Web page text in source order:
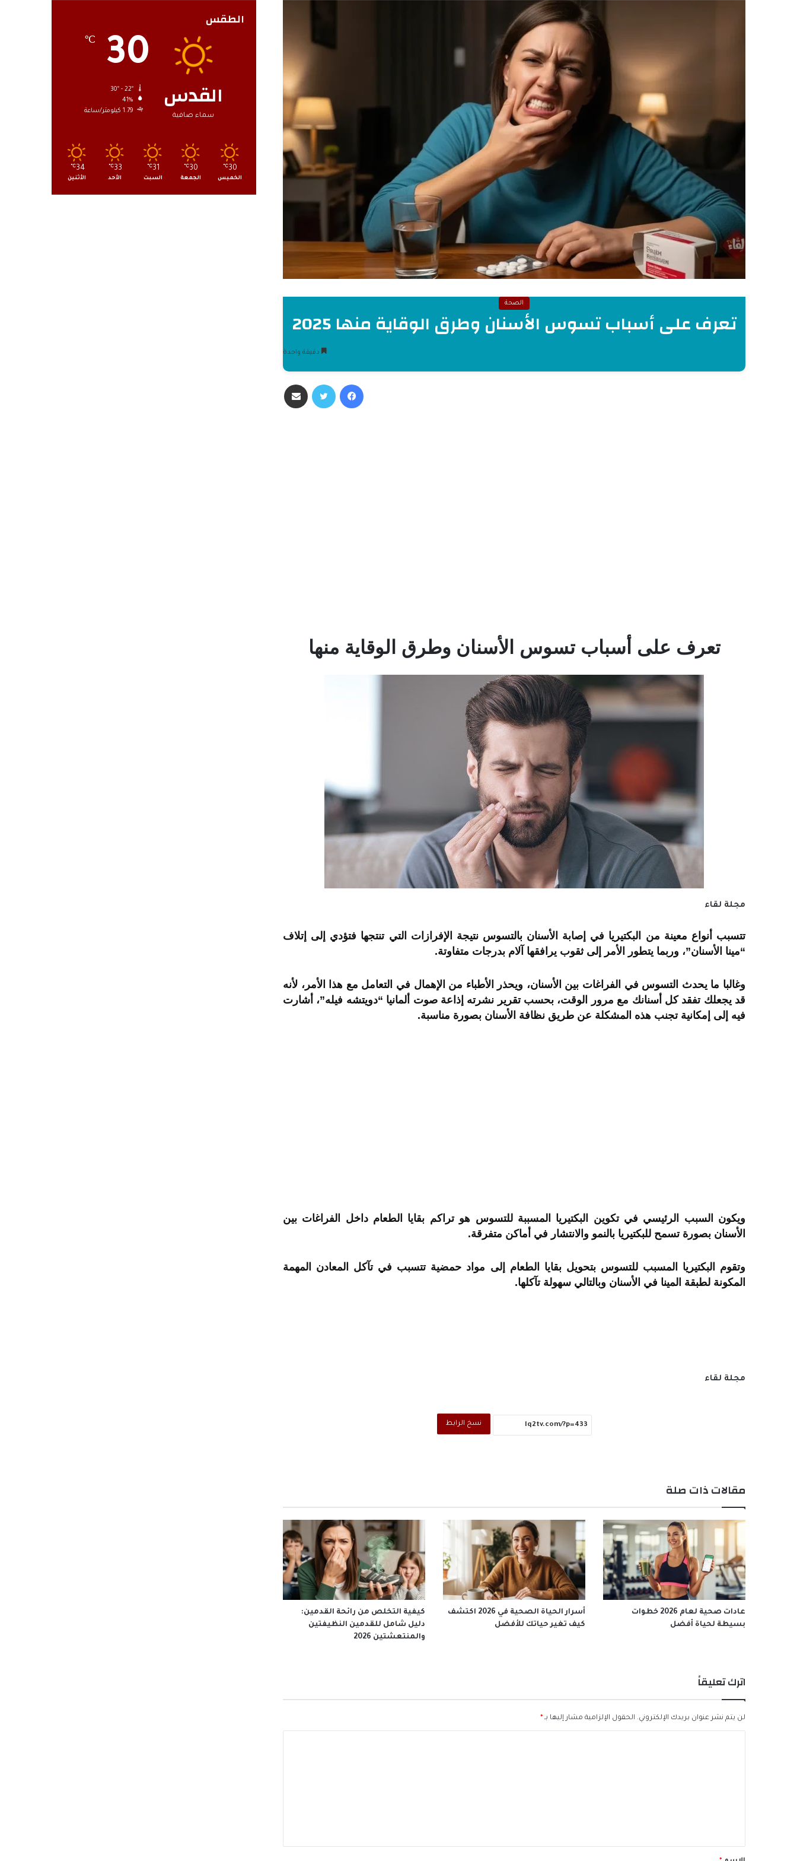
الصحة
تعرف على أسباب تسوس الأسنان وطرق الوقاية منها 2025
دقيقة واحدة
فيسبوك تويتر
تعرف على أسباب تسوس الأسنان وطرق الوقاية منها
مجلة لقاء
تتسبب أنواع معينة من البكتيريا في إصابة الأسنان بالتسوس نتيجة الإفرازات التي تنتجها فتؤدي إلى إتلاف
“مينا الأسنان”، وربما يتطور الأمر إلى ثقوب يرافقها آلام بدرجات متفاوتة.
وغالبا ما يحدث التسوس في الفراغات بين الأسنان، ويحذر الأطباء من الإهمال في التعامل مع هذا الأمر، لأنه
قد يجعلك تفقد كل أسنانك مع مرور الوقت، بحسب تقرير نشرته إذاعة صوت ألمانيا “دويتشه فيله”، أشارت
فيه إلى إمكانية تجنب هذه المشكلة عن طريق نظافة الأسنان بصورة مناسبة.
ويكون السبب الرئيسي في تكوين البكتيريا المسببة للتسوس هو تراكم بقايا الطعام داخل الفراغات بين
الأسنان بصورة تسمح للبكتيريا بالنمو والانتشار في أماكن متفرقة.
وتقوم البكتيريا المسبب للتسوس بتحويل بقايا الطعام إلى مواد حمضية تتسبب في تآكل المعادن المهمة
المكونة لطبقة المينا في الأسنان وبالتالي سهولة تآكلها.
مجلة لقاء
نسخ الرابط
مقالات ذات صلة
عادات صحية لعام 2026 خطوات
بسيطة لحياة أفضل
أسرار الحياة الصحية في 2026 اكتشف
كيف تغير حياتك للأفضل
كيفية التخلص من رائحة القدمين:
دليل شامل للقدمين النظيفتين
والمنتعشتين 2026
اترك تعليقاً
لن يتم نشر عنوان بريدك الإلكتروني. الحقول الإلزامية مشار إليها بـ *
ق
الطقس
القدس
سماء صافية
30
℃
41%
1.79 كيلومتر/ساعة
30
℃
الخميس
30
℃
الجمعة
31
℃
السبت
33
℃
الأحد
34
℃
الأثنين